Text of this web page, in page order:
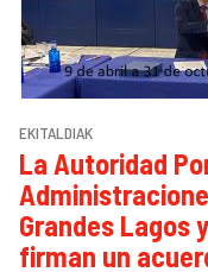
EKITALDIAK
La Autoridad
Grandes Lagos
firman un